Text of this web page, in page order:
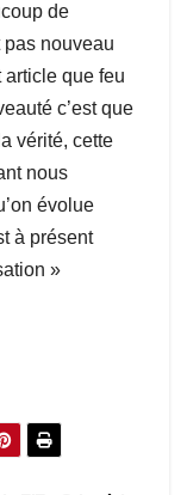
de
pas nouveau
article que feu
c’est que
vérité, cette
nous
évolue
à présent
»